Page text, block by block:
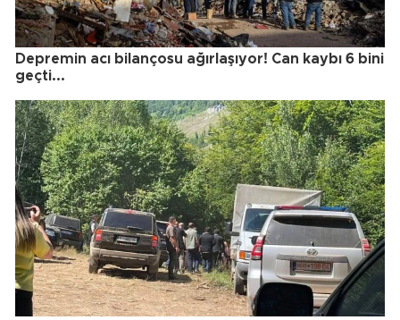
Depremin acı bilançosu ağırlaşıyor! Can kaybı 6 bini
geçti...